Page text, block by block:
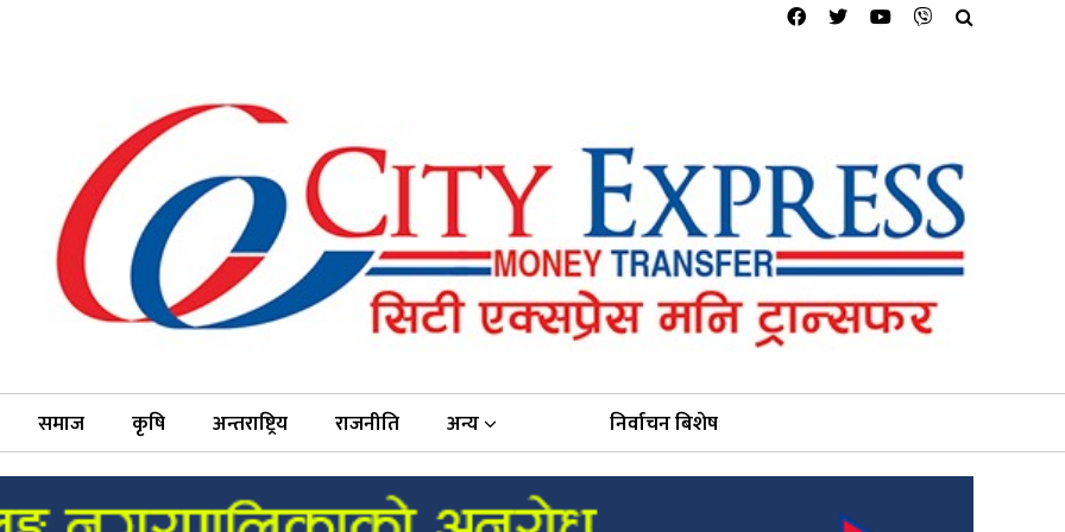
समाज कृषि अन्तराष्ट्रिय राजनीति अन्य निर्वाचन बिशेष